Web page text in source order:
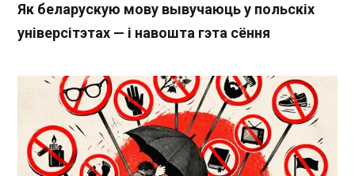
Як беларускую мову вывучаюць у польскіх
універсітэтах — і навошта гэта сёння